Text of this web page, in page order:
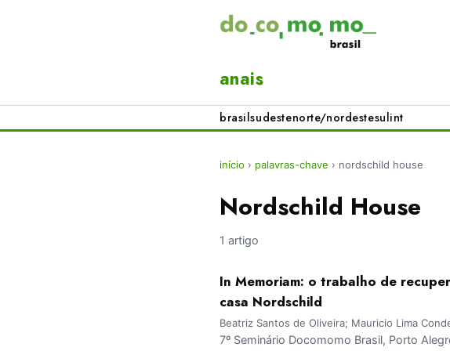
anais
brasilsudestenorte/nordestesulint
início › palavras-chave › nordschild house
Nordschild House
1 artigo
In Memoriam: o trabalho de
casa Nordschild
Beatriz Santos de Oliveira; Mauricio Lima
7º Seminário Docomomo Brasil, Porto